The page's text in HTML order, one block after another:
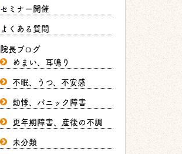
セミナー開催
よくある質問
院長ブログ
めまい、耳鳴り
不眠、うつ、不安感
動悸、パニック障害
更年期障害、産後の不調
未分類